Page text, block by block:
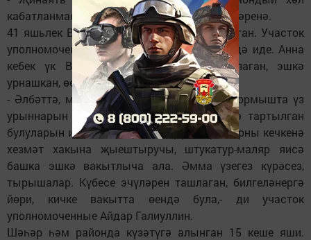
кабатланмас, - диде ул полиция хезмәткәрләренә.
41 яшьлек Виктор шулай ук күзәтүгә алынган. Участок
уполномоченныйлары килгәндә ул да өендә иде. Анна
кебек үк Виктор да аракы эчүен ташлаган, эшкә
урнашкан, өендә ремонт ясарга җыена.
- Әлбәттә, мондый язмышлы кешеләргә тормышта үз
урыннарын табуы кыенрак. Суд хөкеменә тартылган
булуларын исәпкә алып, эш бирүчеләр аларны кечкенә
хезмәт хакына җыештыручы, штукатур-маляр яисә
башка эшкә вакытлыча ала. Әмма үзегез күрәсез,
тырышалар. Күбесе эчүләрен ташлаган, билгеләнергә
йөри, кичке вакытта өендә була,- ди участок
уполномоченные Айдар Галиуллин.
Шәһәр һәм районда күзәтүгә алынган 15 кеше яши.